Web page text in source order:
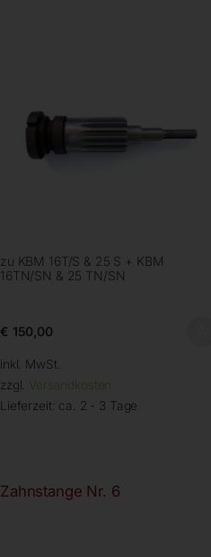
zu KBM 16T/S & 25 S + KBM
16TN/SN & 25 TN/SN
€ 150,00
inkl. MwSt.
zzgl. Versandkosten
Lieferzeit: ca. 2 - 3 Tage
Zahnstange Nr. 6